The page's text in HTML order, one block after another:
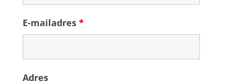
E-mailadres *
Adres